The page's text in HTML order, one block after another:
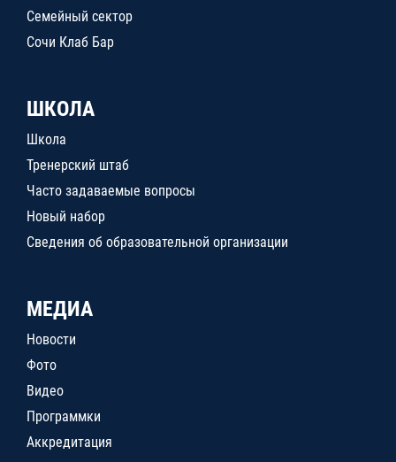
Семейный сектор
Сочи Клаб Бар
ШКОЛА
Школа
Тренерский штаб
Часто задаваемые вопросы
Новый набор
Сведения об образовательной организации
МЕДИА
Новости
Фото
Видео
Программки
Аккредитация